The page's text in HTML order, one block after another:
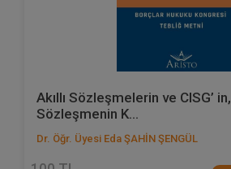
Akıllı Sözleşmelerin ve CISG’ in,
Sözleşmenin K...
Dr. Öğr. Üyesi Eda ŞAHİN ŞENGÜL